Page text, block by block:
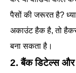
पैसों की जरूरत है?
अकाउंट हैक है, तो
बना सकता है।
2. बैंक डिटेल्स